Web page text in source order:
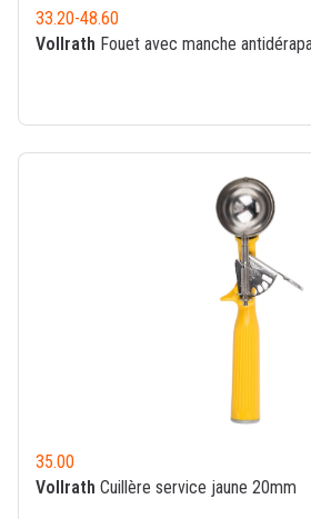
33.20-48.60
Vollrath Fouet avec manche
35.00
Vollrath Cuillère service jaune 20mm